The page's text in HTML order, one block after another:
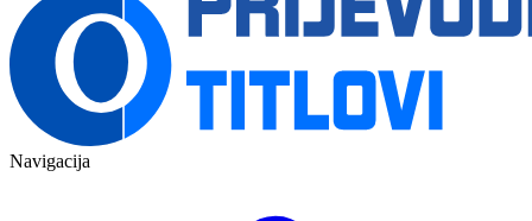
Navigacija